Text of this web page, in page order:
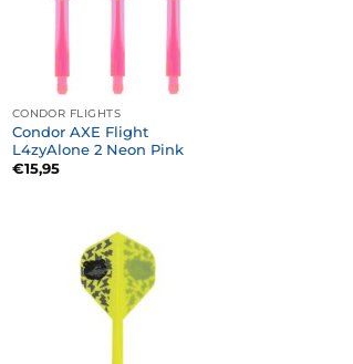
CONDOR FLIGHTS
Condor AXE Flight
L4zyAlone 2 Neon Pink
€15,95